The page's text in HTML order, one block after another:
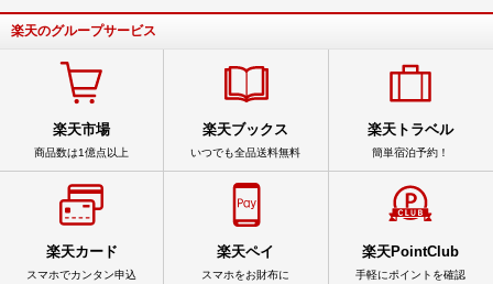
楽天のグループサービス
楽天市場
商品数は1億点以上
楽天ブックス
いつでも全品送料無料
楽天トラベル
簡単宿泊予約！
楽天カード
スマホでカンタン申込
楽天ペイ
スマホをお財布に
楽天PointClub
手軽にポイントを確認